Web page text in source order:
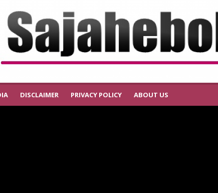
DISCLAIMER PRIVACY POLICY ABOUT US